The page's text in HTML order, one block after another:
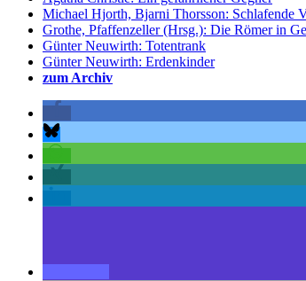
Michael Hjorth, Bjarni Thorsson: Schlafende
Grothe, Pfaffenzeller (Hrsg.): Die Römer in
Günter Neuwirth: Totentrank
Günter Neuwirth: Erdenkinder
zum Archiv